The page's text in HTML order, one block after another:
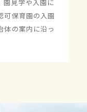
園見学や入園に
可保育園の入園
体の案内に沿っ